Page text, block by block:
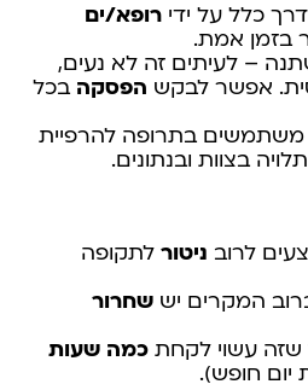
כלל על ידי רופא/ים
בזמן אמת.
– לעיתים זה לא נעים,
אפשר לבקש הפסקה בכל
משתמשים בתרופה להרפיית
בצוות ובנתונים.
לרוב ניטור לתקופה
המקרים יש שחרור
שזה עשוי לקחת כמה שעות
יום חופש).